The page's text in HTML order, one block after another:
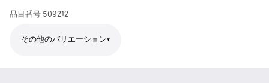
品目番号 509212
その他のバリエーション